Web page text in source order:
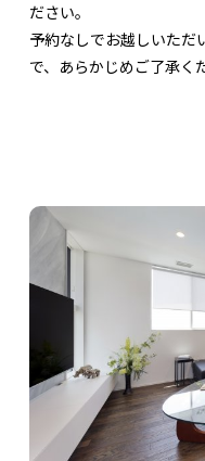
ださい。
予約なしでお越しいただ
で、あらかじめご了承く